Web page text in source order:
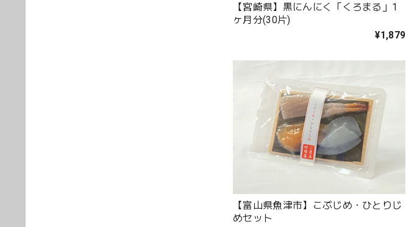
【宮崎県】黒にんにく「くろまる」1
ヶ月分(30片)
¥1,879
【富山県魚津市】こぶじめ・ひとりじ
めセット